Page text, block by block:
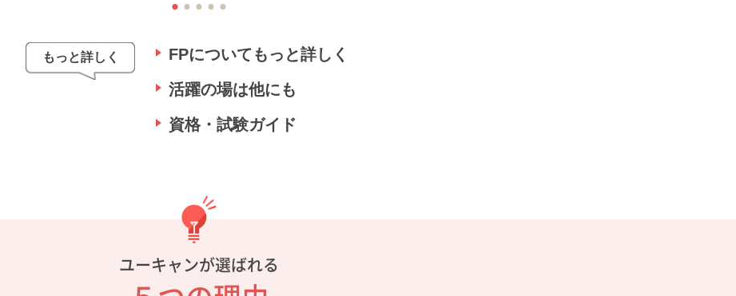
もっと詳しく
FPについてもっと詳しく
活躍の場は他にも
資格・試験ガイド
ユーキャンが選ばれる